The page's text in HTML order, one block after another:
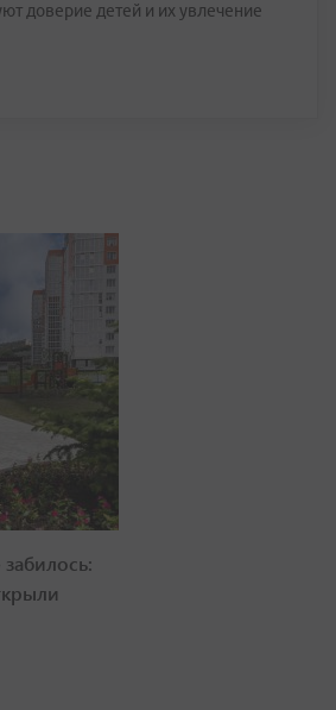
доверие детей и их увлечение